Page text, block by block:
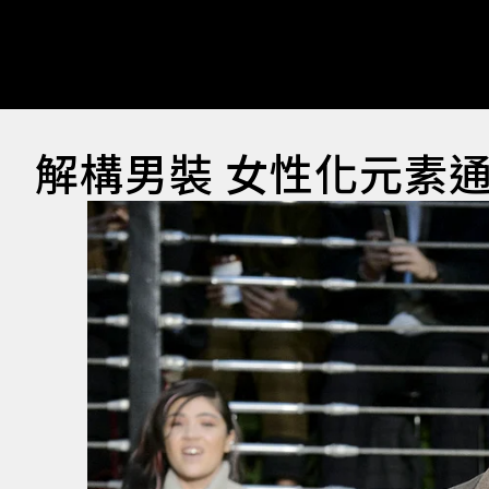
解構男裝 女性化元素